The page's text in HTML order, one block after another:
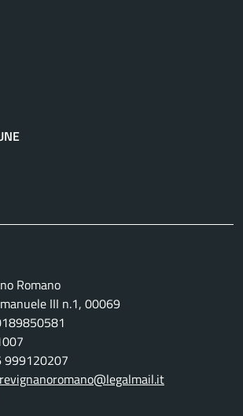
Romano
III n.1, 00069
999120207